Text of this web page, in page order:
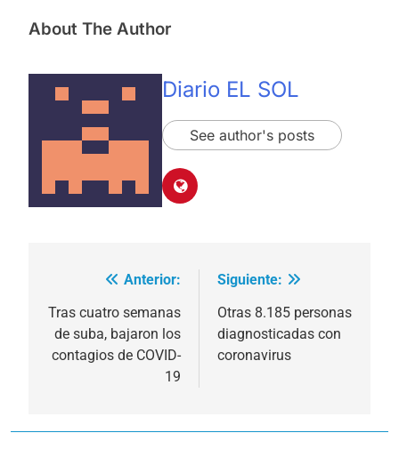
About The Author
Diario EL SOL
See author's posts
Navegación
de
entradas
Anterior:
Tras cuatro semanas
de suba, bajaron los
contagios de COVID-
19
Siguiente:
Otras 8.185 personas
diagnosticadas con
coronavirus